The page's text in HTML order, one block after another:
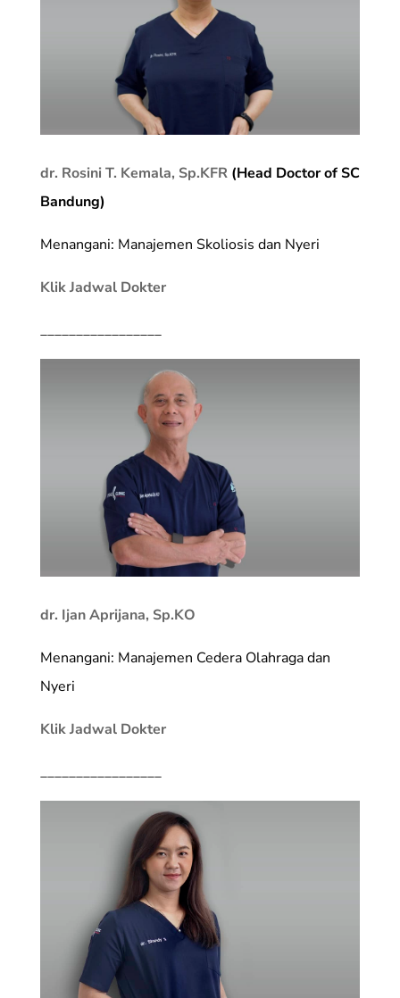
dr. Rosini T. Kemala, Sp.KFR(Head Doctor of SC
Bandung)
Menangani: Manajemen Skoliosis dan Nyeri
Klik Jadwal Dokter
_________________
dr. Ijan Aprijana, Sp.KO
Menangani: Manajemen Cedera Olahraga dan
Nyeri
Klik Jadwal Dokter
_________________